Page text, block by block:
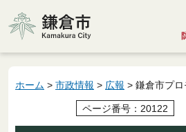
鎌倉市
ホーム > 市政情報 > 広報 > 鎌倉市プ
ページ番号：20122